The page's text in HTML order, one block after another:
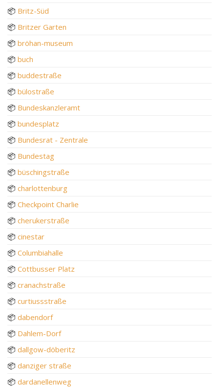
📦 Britz-Süd
📦 Britzer Garten
📦 bröhan-museum
📦 buch
📦 buddestraße
📦 bülostraße
📦 Bundeskanzleramt
📦 bundesplatz
📦 Bundesrat - Zentrale
📦 Bundestag
📦 büschingstraße
📦 charlottenburg
📦 Checkpoint Charlie
📦 cherukerstraße
📦 cinestar
📦 Columbiahalle
📦 Cottbusser Platz
📦 cranachstraße
📦 curtiussstraße
📦 dabendorf
📦 Dahlem-Dorf
📦 dallgow-döberitz
📦 danziger straße
📦 dardanellenweg